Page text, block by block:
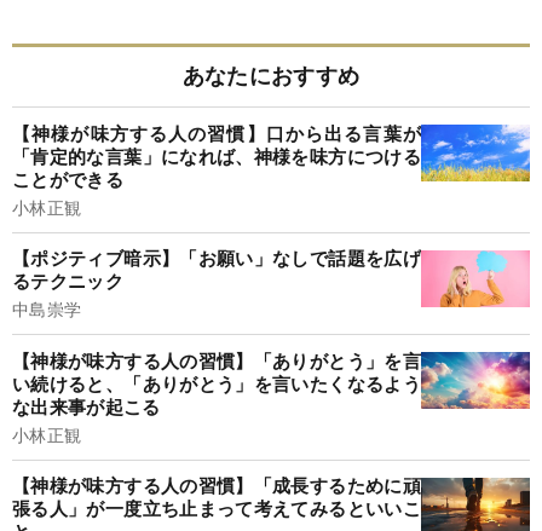
あなたにおすすめ
【神様が味方する人の習慣】口から出る言葉が
「肯定的な言葉」になれば、神様を味方につける
ことができる
小林正観
【ポジティブ暗示】「お願い」なしで話題を広げ
るテクニック
中島崇学
【神様が味方する人の習慣】「ありがとう」を言
い続けると、「ありがとう」を言いたくなるよう
な出来事が起こる
小林正観
【神様が味方する人の習慣】「成長するために頑
張る人」が一度立ち止まって考えてみるといいこ